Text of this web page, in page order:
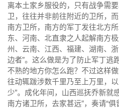
离本土家乡服役的，只有战争需
卫，往往并非前往附近的卫所，
南方卫所，南方的军丁发往北方
东、河南、北直隶之人起解南方
州、云南、江西、福建、湖南、
边者”。这么做是为了防止军丁逃
不熟的地方你怎么跑？不过这样
往动辄跋涉数千里乃至上万里，
少”。成化年间，山西巡抚乔新就
南方诸卫所，去家甚远”，奏请“